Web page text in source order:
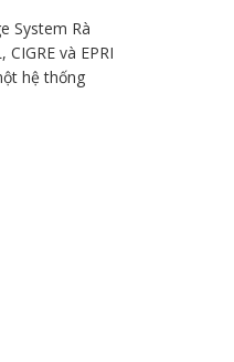
System Rà
và EPRI
hệ thống